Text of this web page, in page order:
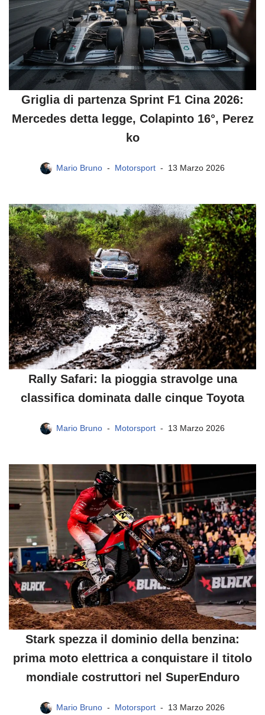
Griglia di partenza Sprint F1 Cina 2026:
Mercedes detta legge, Colapinto 16°, Perez
ko
Mario Bruno Motorsport 13 Marzo 2026
Rally Safari: la pioggia stravolge una
classifica dominata dalle cinque Toyota
Mario Bruno Motorsport 13 Marzo 2026
Stark spezza il dominio della benzina:
prima moto elettrica a conquistare il titolo
mondiale costruttori nel SuperEnduro
Mario Bruno Motorsport 13 Marzo 2026